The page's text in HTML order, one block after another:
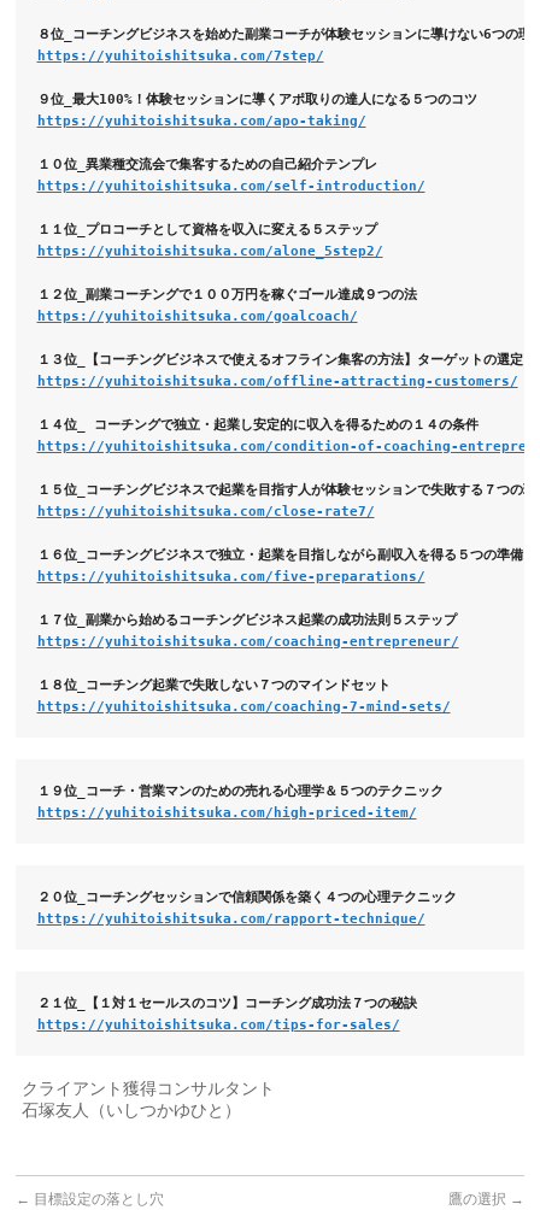
https://yuhitoishitsuka.com/7step/
９位_最大100%！体験セッションに導くアポ取りの達人になる５つのコツ
https://yuhitoishitsuka.com/apo-taking/
https://yuhitoishitsuka.com/self-introduction/
１１位_プロコーチとして資格を収入に変える５ステップ
https://yuhitoishitsuka.com/alone_5step2/
１２位_副業コーチングで１００万円を稼ぐゴール達成９つの法
https://yuhitoishitsuka.com/goalcoach/
https://yuhitoishitsuka.com/offline-attracting-customers/
１４位_ コーチングで独立・起業し安定的に収入を得るための１４の条件
https://yuhitoishitsuka.com/condition-of-coaching-
https://yuhitoishitsuka.com/close-rate7/
１６位_コーチングビジネスで独立・起業を目指しながら副収入を得る５つの準備
https://yuhitoishitsuka.com/five-preparations/
１７位_副業から始めるコーチングビジネス起業の成功法則５ステップ
https://yuhitoishitsuka.com/coaching-entrepreneur/
https://yuhitoishitsuka.com/coaching-7-mind-sets/
https://yuhitoishitsuka.com/high-priced-item/
https://yuhitoishitsuka.com/rapport-technique/
２１位_【１対１セールスのコツ】コーチング成功法７つの秘訣
https://yuhitoishitsuka.com/tips-for-sales/
クライアント獲得コンサルタント
石塚友人（いしつかゆひと）
← 目標設定の落とし穴 鷹の選択 →